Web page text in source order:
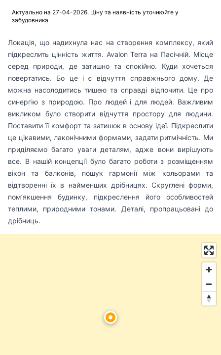
Актуально на 27-04-2026. Ціну та наявність уточнюйте у
забудовника
Локація, що надихнула нас на створення комплексу, який
підкреслить цінність життя. Avalon Terra на Пасічній. Місце
серед природи, де затишно та спокійно. Куди хочеться
повертатись. Бо це і є відчуття справжнього дому. Де
можна насолодитись тишею та справді відпочити. Це про
синергію з природою. Про людей і для людей. Важливим
викликом було створити відчуття простору для людини.
Поставити її комфорт та затишок в основу ідеї. Підкреслити
це цікавими, лаконічними формами, задати ритмічність. Ми
приділяємо багато уваги деталям, адже вони вирішують
все. В нашій концепції було багато роботи з розміщенням
вікон та балконів, пошук гармонії між кольорами та
відтворенні їх в найменших дрібницях. Скруглені форми,
пом’якшення будинку, підкреслення його особливостей
теплими, природними тонами. Деталі, пропрацьовані до
дрібниць.